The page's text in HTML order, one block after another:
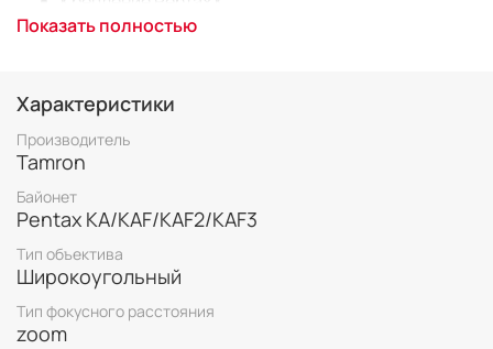
Для неполнокадровых фотоаппаратов
Вес: 370 г
Показать полностью
Характеристики
Производитель
Tamron
Байонет
Pentax KA/KAF/KAF2/KAF3
Тип объектива
Широкоугольный
Тип фокусного расстояния
zoom